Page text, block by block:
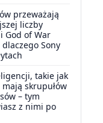
przeważają
liczby
God of War
Sony
takie jak
skrupułów
– tym
z nimi po